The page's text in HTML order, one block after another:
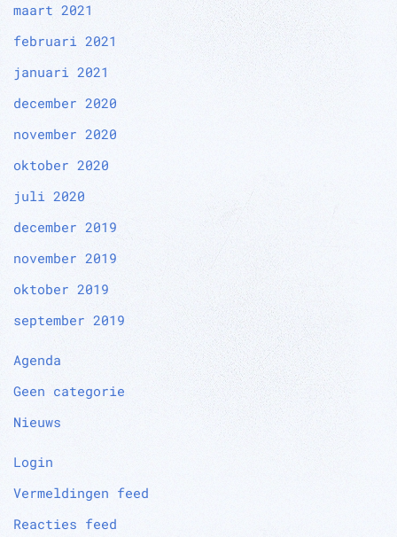
maart 2021
februari 2021
januari 2021
december 2020
november 2020
oktober 2020
juli 2020
december 2019
november 2019
oktober 2019
september 2019
Agenda
Geen categorie
Nieuws
Login
Vermeldingen feed
Reacties feed